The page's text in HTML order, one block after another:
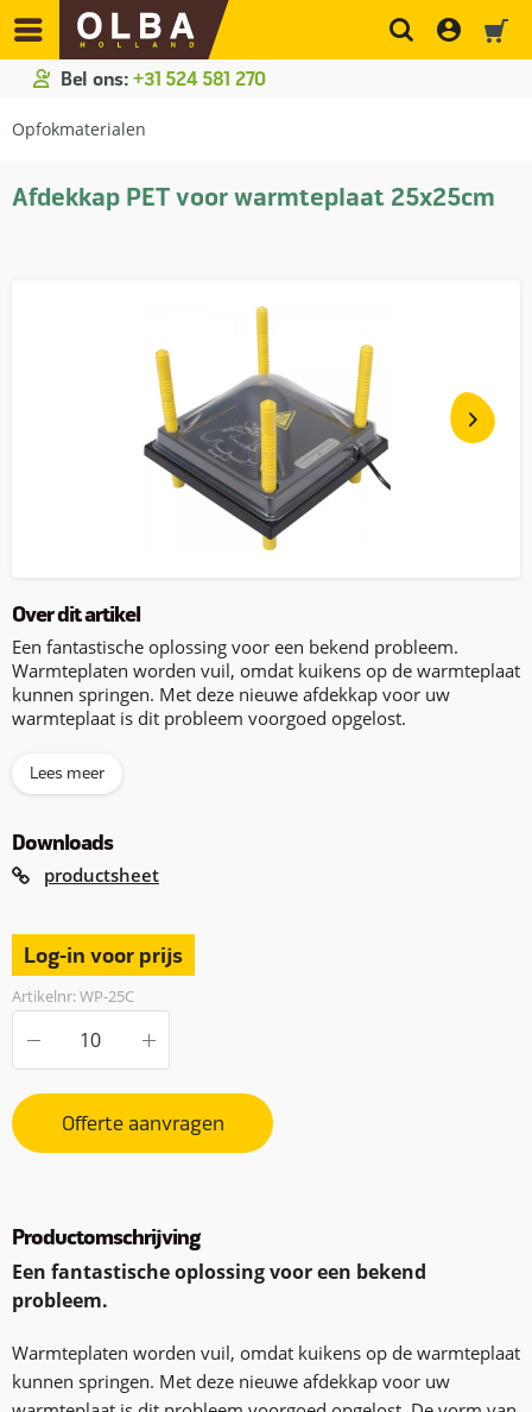
Bel ons: +31 524 581 270
Opfokmaterialen
Afdekkap PET voor warmteplaat 25x25cm
Over dit artikel
Een fantastische oplossing voor een bekend probleem.
Warmteplaten worden vuil, omdat kuikens op de warmteplaat
kunnen springen. Met deze nieuwe afdekkap voor uw
warmteplaat is dit probleem voorgoed opgelost.
Lees meer
Downloads
productsheet
Log-in voor prijs
Artikelnr: WP-25C
Offerte aanvragen
Productomschrijving
Een fantastische oplossing voor een bekend
probleem.
Warmteplaten worden vuil, omdat kuikens op de warmteplaat
kunnen springen. Met deze nieuwe afdekkap voor uw